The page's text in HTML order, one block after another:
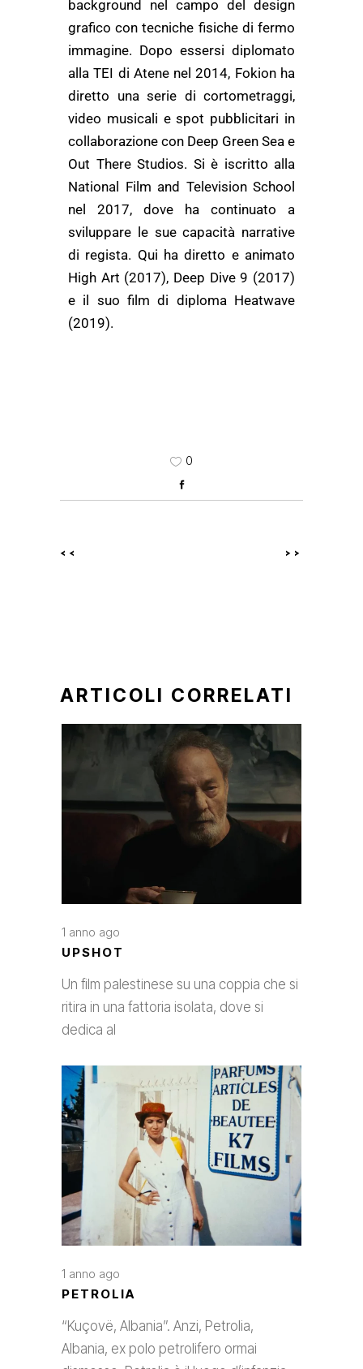
background nel campo del design
grafico con tecniche fisiche di fermo
immagine. Dopo essersi diplomato
alla TEI di Atene nel 2014, Fokion ha
diretto una serie di cortometraggi,
video musicali e spot pubblicitari in
collaborazione con Deep Green Sea e
Out There Studios. Si è iscritto alla
National Film and Television School
nel 2017, dove ha continuato a
sviluppare le sue capacità narrative
di regista. Qui ha diretto e animato
High Art (2017), Deep Dive 9 (2017)
e il suo film di diploma Heatwave
(2019).
0
<< >>
ARTICOLI CORRELATI
1 anno ago
UPSHOT
Un film palestinese su una coppia che si
ritira in una fattoria isolata, dove si
dedica al
1 anno ago
PETROLIA
“Kuçovë, Albania”. Anzi, Petrolia,
Albania, ex polo petrolifero ormai